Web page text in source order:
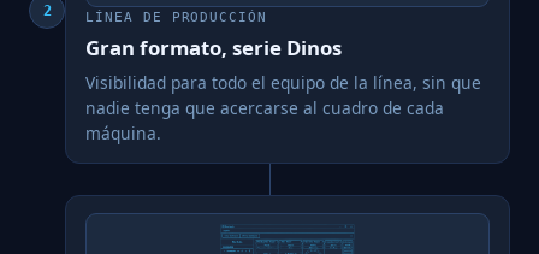
2 LÍNEA DE PRODUCCIÓN
Gran formato, serie Dinos
Visibilidad para todo el equipo de la línea, sin que
nadie tenga que acercarse al cuadro de cada
máquina.